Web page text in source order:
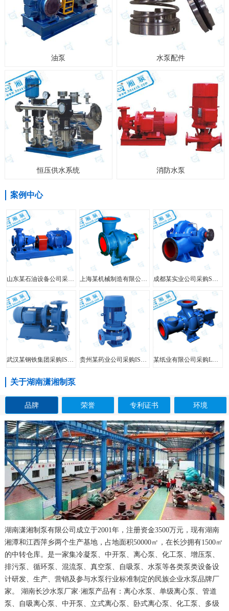
油泵 水泵配件
恒压供水系统 消防水泵
案例中心
山东某石油设备公司采购FIS型单级单吸离心泵
某纸业有限公司采购LXL型两相流无堵塞纸浆泵
关于湖南潇湘制泵
品牌 荣誉 专利证书 环境
湖南潇湘制泵有限公司成立于2001年，注册资金3500万元，现有湖南
湘潭和江西萍乡两个生产基地，占地面积50000㎡，在长沙拥有1500㎡
的中转仓库。是一家集冷凝泵、中开泵、离心泵、化工泵、增压泵、
排污泵、循环泵、混流泵、真空泵、自吸泵、水泵等各类泵类设备设
计研发、生产、营销及参与水泵行业标准制定的民族企业水泵品牌厂
家。 湖南长沙水泵厂家·湘泵产品有：离心水泵、单级离心泵、管道
泵、自吸离心泵、中开泵、立式离心泵、卧式离心泵、化工泵、多级